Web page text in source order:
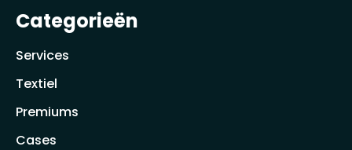
Categorieën
Services
Textiel
Premiums
Cases